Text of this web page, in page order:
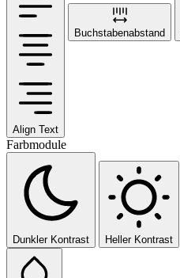
Align Text
Buchstabenabstand
Farbmodule
Dunkler Kontrast Heller Kontrast